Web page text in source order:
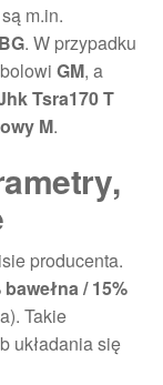
m.in.
. W przypadku
GM, a
Tsra170 T
M.
producenta.
bawełna / 15%
Takie
układania się